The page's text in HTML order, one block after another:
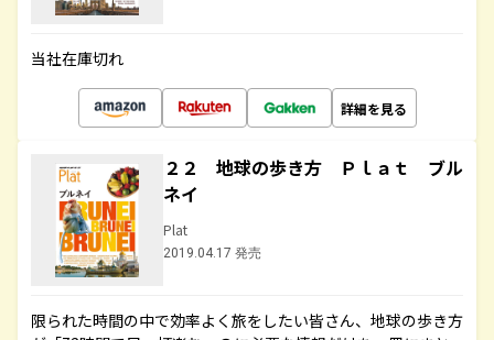
当社在庫切れ
詳細を見る
２２ 地球の歩き方 Ｐｌａｔ ブル
ネイ
Plat
2019.04.17 発売
限られた時間の中で効率よく旅をしたい皆さん、地球の歩き方